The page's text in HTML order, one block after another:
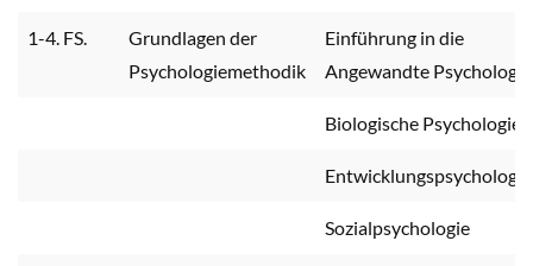
1-4. FS.
Grundlagen der
Psychologiemethodik
Einführung in die
Angewandte Psychologie
Biologische Psychologie
Entwicklungspsychologie
Sozialpsychologie